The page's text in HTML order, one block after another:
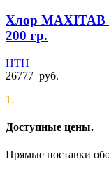
Хлор MAXITAB
200 гр.
HTH
26777 руб.
1.
Доступные цены.
Прямые поставки